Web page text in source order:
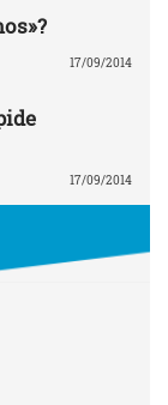
17/09/2014
17/09/2014